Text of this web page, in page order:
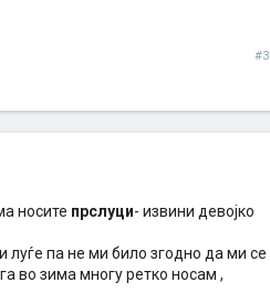
#3
носите прслуци- извини девојко
па не ми било згодно да ми се
во зима многу ретко носам ,